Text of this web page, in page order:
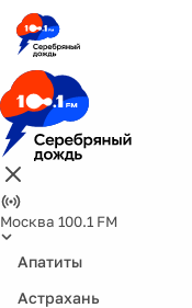
Москва 100.1 FM
Апатиты
Астрахань